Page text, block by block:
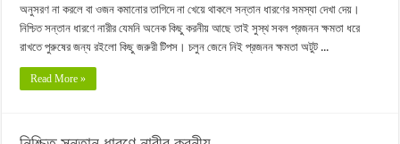
অনুসরণ না করলে বা ওজন কমানোর তাগিদে না খেয়ে থাকলে সন্তান ধারণের সমস্যা দেখা দেয়।
নিশ্চিত সন্তান ধারণে নারীর যেমনি অনেক কিছু করনীয় আছে তাই সুস্থ সবল প্রজনন ক্ষমতা ধরে
রাখতে পুরুষের জন্য রইলো কিছু জরুরী টিপস। চলুন জেনে নিই প্রজনন ক্ষমতা অটুট ...
Read More »